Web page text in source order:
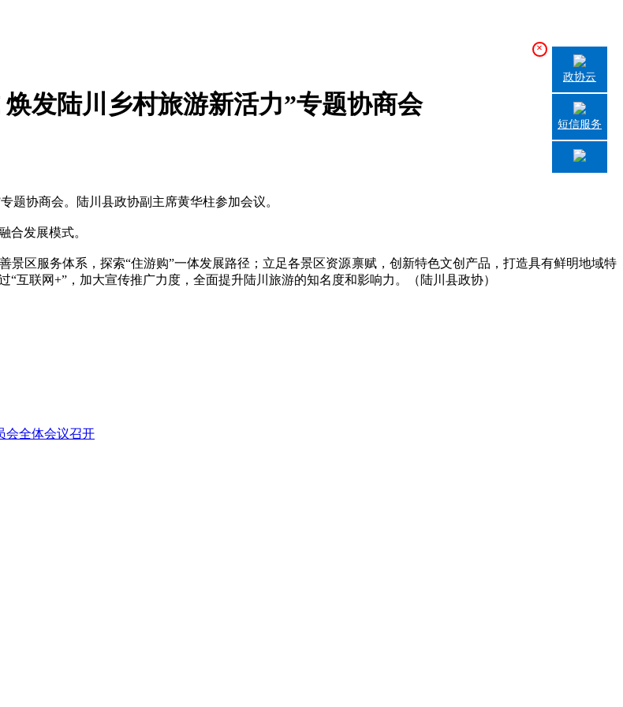
发陆川乡村旅游新活力”专题协商会
协商会。陆川县政协副主席黄华柱参加会议。
发展模式。
服务体系，探索“住游购”一体发展路径；立足各景区资源禀赋，创新特色文创产品，打造具有鲜明地域特
互联网+”，加大宣传推广力度，全面提升陆川旅游的知名度和影响力。（陆川县政协）
会全体会议召开
×
政协云
短信服务